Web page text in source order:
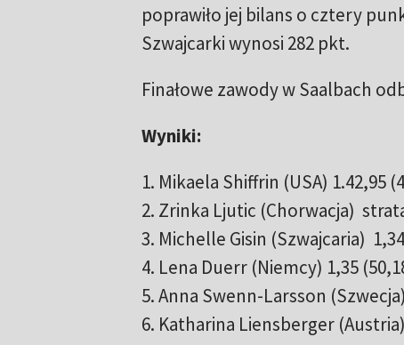
poprawiło jej bilans o cztery
Szwajcarki wynosi 282 pkt.
Finałowe zawody w Saalbach
Wyniki:
1. Mikaela Shiffrin (USA) 1.42,95
2. Zrinka Ljutic (Chorwacja)
3. Michelle Gisin (Szwajcaria)
4. Lena Duerr (Niemcy) 1,35
5. Anna Swenn-Larsson
6. Katharina Liensberger